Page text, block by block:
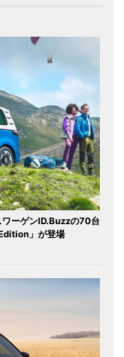
ワーゲンID.Buzzの70台
」が登場